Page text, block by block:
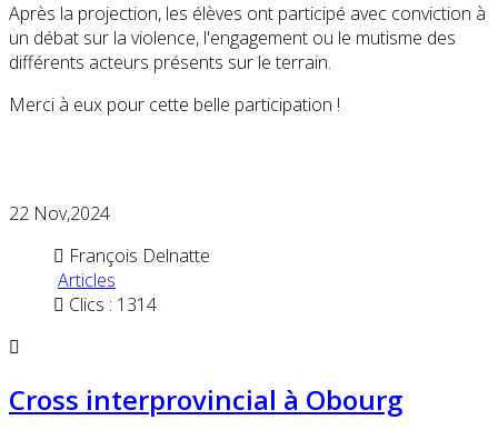
Après la projection, les élèves ont participé avec conviction à
un débat sur la violence, l'engagement ou le mutisme des
différents acteurs présents sur le terrain.
Merci à eux pour cette belle participation !
22 Nov,2024
François Delnatte
Articles
Clics : 1314
Cross interprovincial à Obourg